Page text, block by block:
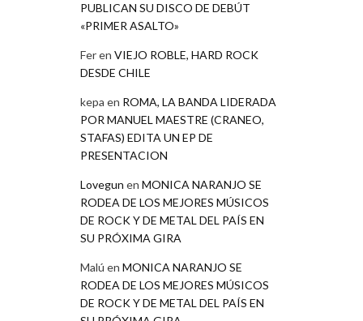
PUBLICAN SU DISCO DE DEBÚT
«PRIMER ASALTO»
Feren VIEJO ROBLE, HARD ROCK
DESDE CHILE
kepa en ROMA, LA BANDA LIDERADA
POR MANUEL MAESTRE (CRANEO,
STAFAS) EDITA UN EP DE
PRESENTACION
Lovegun en MONICA NARANJO SE
RODEA DE LOS MEJORES MÚSICOS
DE ROCK Y DE METAL DEL PAÍS EN
SU PRÓXIMA GIRA
Malú en MONICA NARANJO SE
RODEA DE LOS MEJORES MÚSICOS
DE ROCK Y DE METAL DEL PAÍS EN